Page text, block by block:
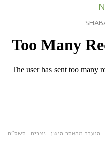
הועבר מהאתר הישן נצבים תשס"ח